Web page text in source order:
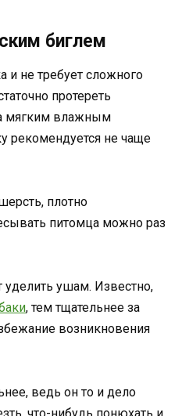
биглем
и не требует сложного
протереть
мягким влажным
рекомендуется не чаще
плотно
питомца можно раз
ушам. Известно,
, тем тщательнее за
возникновения
ведь он то и дело